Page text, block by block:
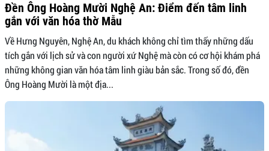
Đền Ông Hoàng Mười Nghệ An: Điểm đến tâm linh
gắn với văn hóa thờ Mẫu
Về Hưng Nguyên, Nghệ An, du khách không chỉ tìm thấy những dấu
tích gắn với lịch sử và con người xứ Nghệ mà còn có cơ hội khám phá
những không gian văn hóa tâm linh giàu bản sắc. Trong số đó, đền
Ông Hoàng Mười là một địa...